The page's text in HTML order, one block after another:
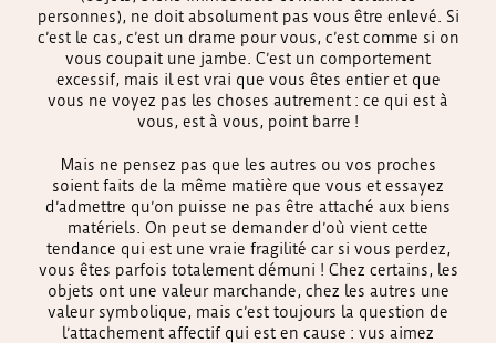
personnes), ne doit absolument pas vous être enlevé. Si
c’est le cas, c’est un drame pour vous, c’est comme si on
vous coupait une jambe. C’est un comportement
excessif, mais il est vrai que vous êtes entier et que
vous ne voyez pas les choses autrement : ce qui est à
vous, est à vous, point barre !
Mais ne pensez pas que les autres ou vos proches
soient faits de la même matière que vous et essayez
d’admettre qu’on puisse ne pas être attaché aux biens
matériels. On peut se demander d’où vient cette
tendance qui est une vraie fragilité car si vous perdez,
vous êtes parfois totalement démuni ! Chez certains, les
objets ont une valeur marchande, chez les autres une
valeur symbolique, mais c’est toujours la question de
l’attachement affectif qui est en cause : vus aimez